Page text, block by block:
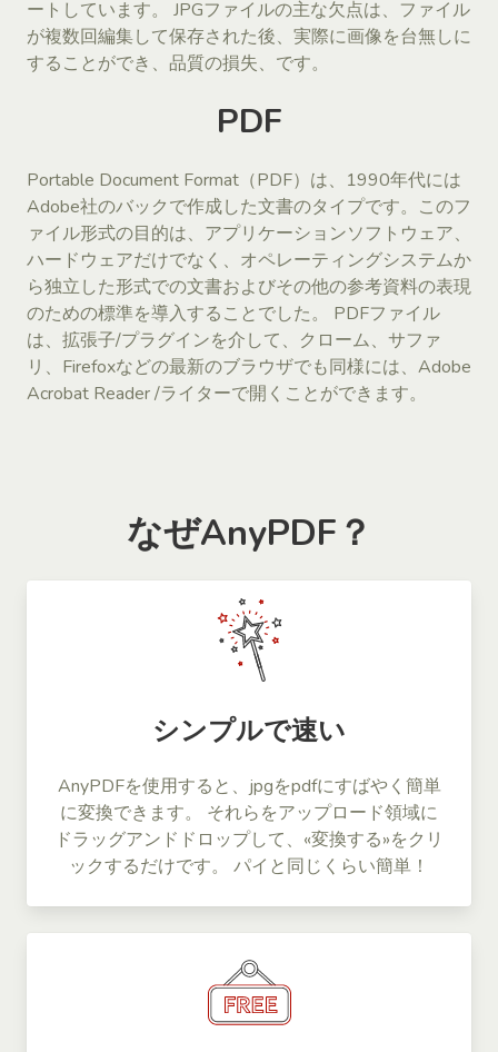
ートしています。 JPGファイルの主な欠点は、ファイル
が複数回編集して保存された後、実際に画像を台無しに
することができ、品質の損失、です。
PDF
Portable Document Format（PDF）は、1990年代には
Adobe社のバックで作成した文書のタイプです。このフ
ァイル形式の目的は、アプリケーションソフトウェア、
ハードウェアだけでなく、オペレーティングシステムか
ら独立した形式での文書およびその他の参考資料の表現
のための標準を導入することでした。 PDFファイル
は、拡張子/プラグインを介して、クローム、サファ
リ、Firefoxなどの最新のブラウザでも同様には、Adobe
Acrobat Reader /ライターで開くことができます。
なぜAnyPDF？
シンプルで速い
AnyPDFを使用すると、jpgをpdfにすばやく簡単
に変換できます。 それらをアップロード領域に
ドラッグアンドドロップして、«変換する»をクリ
ックするだけです。 パイと同じくらい簡単！